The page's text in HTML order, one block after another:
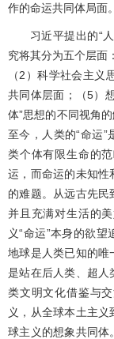
作的命运共同体局面。
习近平提出的“
究将其分为五个层面
（2）科学社会主
共同体层面；（5）
体”思想的不同视角
至今，人类的“命运
类个体有限生命的
运，而命运的未知性
的难题。从远古先民
并且充满对生活的
义“命运”本身的欲
地球是人类已知的唯
是站在后人类、超人
类文明文化借鉴与
义，从全球本土主
球主义的想象共同体